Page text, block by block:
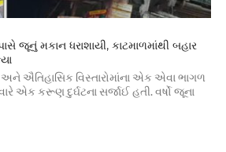
જૂનું મકાન ધરાશાયી, કાટમાળમાંથી બહાર
ઐતિહાસિક વિસ્તારોમાંના એક એવા ભાગળ
એક કરૂણ દુર્ઘટના સર્જાઈ હતી. વર્ષો જૂના